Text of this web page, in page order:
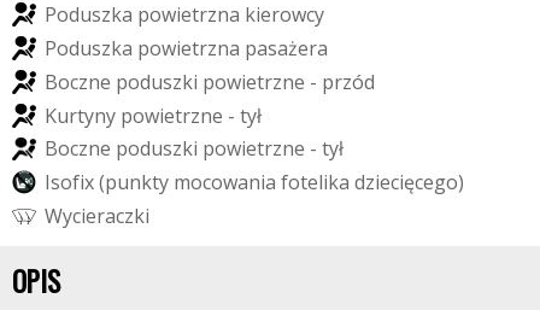
Poduszka powietrzna kierowcy
Poduszka powietrzna pasażera
Boczne poduszki powietrzne - przód
Kurtyny powietrzne - tył
Boczne poduszki powietrzne - tył
Isofix(punkty mocowania fotelika dziecięcego)
Wycieraczki
OPIS